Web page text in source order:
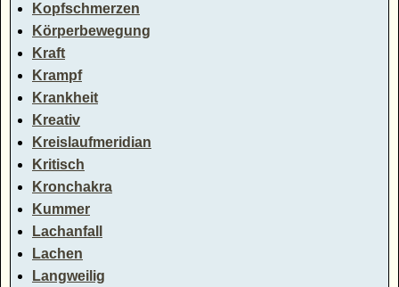
Kopfschmerzen
Körperbewegung
Kraft
Krampf
Krankheit
Kreativ
Kreislaufmeridian
Kritisch
Kronchakra
Kummer
Lachanfall
Lachen
Langweilig